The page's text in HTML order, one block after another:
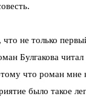
не только
Булгакова
что роман мне
было такое